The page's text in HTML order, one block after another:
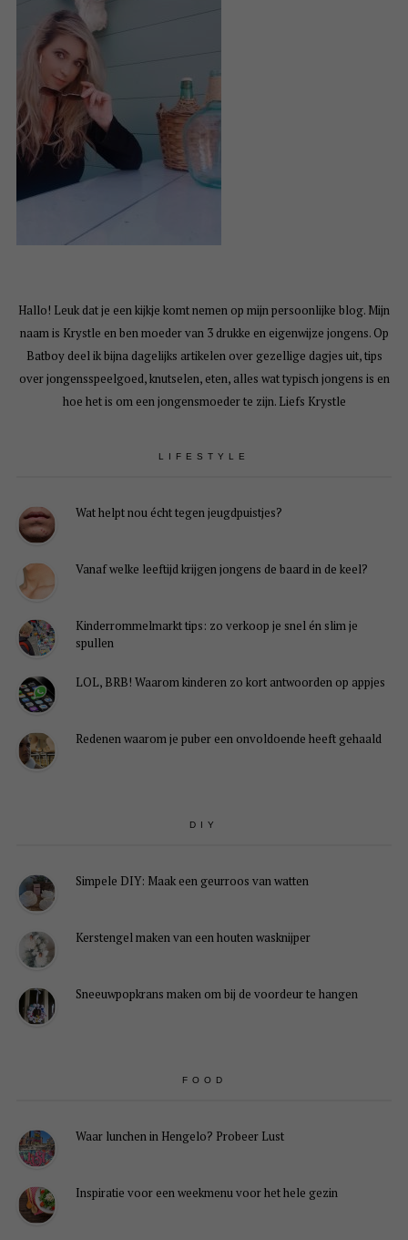
Hallo! Leuk dat je een kijkje komt nemen op mijn persoonlijke blog. Mijn
naam is Krystle en ben moeder van 3 drukke en eigenwijze jongens. Op
Batboy deel ik bijna dagelijks artikelen over gezellige dagjes uit, tips
over jongensspeelgoed, knutselen, eten, alles wat typisch jongens is en
hoe het is om een jongensmoeder te zijn. Liefs Krystle
LIFESTYLE
Wat helpt nou écht tegen jeugdpuistjes?
Vanaf welke leeftijd krijgen jongens de baard in de keel?
Kinderrommelmarkt tips: zo verkoop je snel én slim je
spullen
LOL, BRB! Waarom kinderen zo kort antwoorden op appjes
Redenen waarom je puber een onvoldoende heeft gehaald
DIY
Simpele DIY: Maak een geurroos van watten
Kerstengel maken van een houten wasknijper
Sneeuwpopkrans maken om bij de voordeur te hangen
FOOD
Waar lunchen in Hengelo? Probeer Lust
Inspiratie voor een weekmenu voor het hele gezin